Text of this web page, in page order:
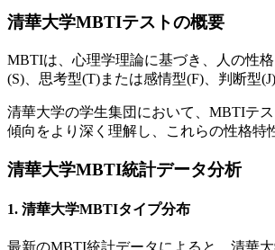
清華大学MBTIテストの概要
MBTIは、心理学理論に基づき、人の性
(S)、思考型(T)または感情型(F)、判断型
清華大学の学生集団において、MBTIテ
傾向をより深く理解し、これらの性格特
清華大学MBTI統計データ分析
1. 清華大学MBTIタイプ分布
最新のMBTI統計データによると、清華